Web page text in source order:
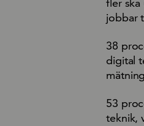
fler
jobbar
38
digital
53
teknik,